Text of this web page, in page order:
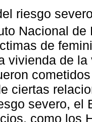
riesgo
Nacional
de
vivienda de
ciertas
severo, el
como los